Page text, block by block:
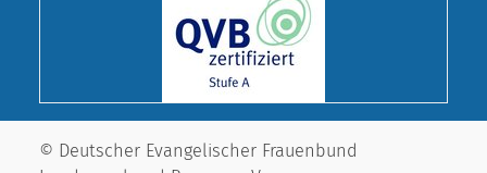
© Deutscher Evangelischer Frauenbund